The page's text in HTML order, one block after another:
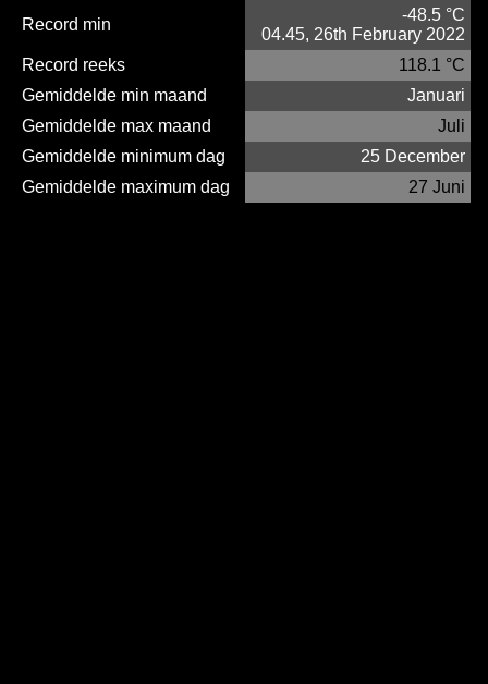
Record min
-48.5 °C
04.45, 26th February 2022
Record reeks
118.1 °C
Gemiddelde min maand
Januari
Gemiddelde max maand
Juli
Gemiddelde minimum dag
25 December
Gemiddelde maximum dag
27 Juni